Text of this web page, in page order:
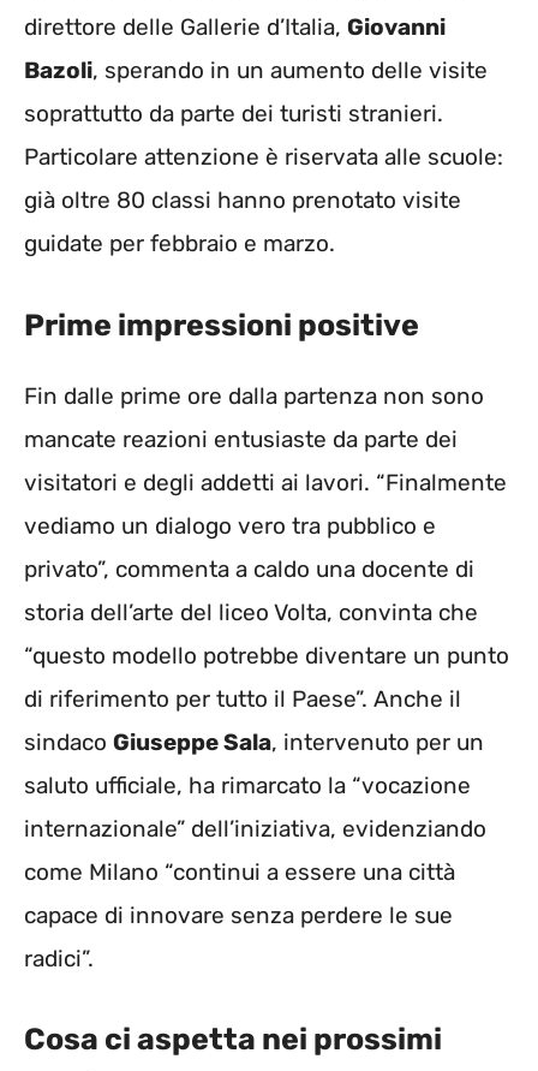
direttore delle Gallerie d’Italia, Giovanni
Bazoli, sperando in un aumento delle visite
soprattutto da parte dei turisti stranieri.
Particolare attenzione è riservata alle scuole:
già oltre 80 classi hanno prenotato visite
guidate per febbraio e marzo.
Prime impressioni positive
Fin dalle prime ore dalla partenza non sono
mancate reazioni entusiaste da parte dei
visitatori e degli addetti ai lavori. “Finalmente
vediamo un dialogo vero tra pubblico e
privato”, commenta a caldo una docente di
storia dell’arte del liceo Volta, convinta che
“questo modello potrebbe diventare un punto
di riferimento per tutto il Paese”. Anche il
sindaco Giuseppe Sala, intervenuto per un
saluto ufficiale, ha rimarcato la “vocazione
internazionale” dell’iniziativa, evidenziando
come Milano “continui a essere una città
capace di innovare senza perdere le sue
radici”.
Cosa ci aspetta nei prossimi